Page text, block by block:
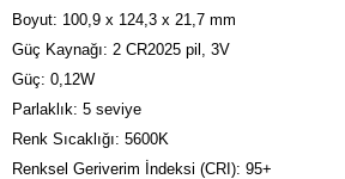
Boyut: 100,9 x 124,3 x 21,7 mm
Güç Kaynağı: 2 CR2025 pil, 3V
Güç: 0,12W
Parlaklık: 5 seviye
Renk Sıcaklığı: 5600K
Renksel Geriverim İndeksi (CRI): 95+